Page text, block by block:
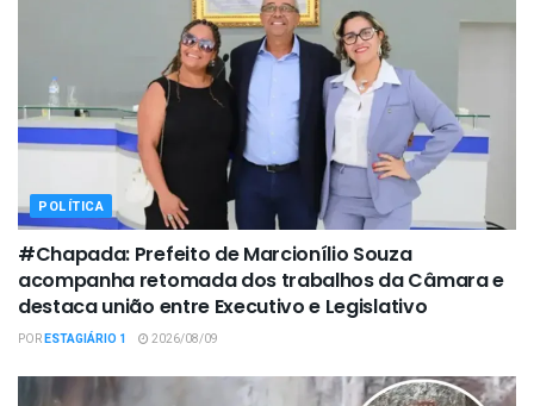
POLÍTICA
#Chapada: Prefeito de Marcionílio Souza
acompanha retomada dos trabalhos da Câmara e
destaca união entre Executivo e Legislativo
PORESTAGIÁRIO 1 2026/08/09